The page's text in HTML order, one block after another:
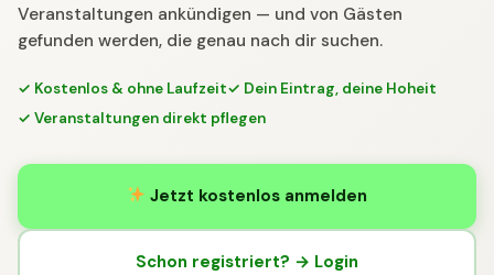
Veranstaltungen ankündigen — und von Gästen
gefunden werden, die genau nach dir suchen.
✓ Kostenlos & ohne Laufzeit✓ Dein Eintrag, deine Hoheit
✓ Veranstaltungen direkt pflegen
Jetzt kostenlos anmelden
Schon registriert? → Login